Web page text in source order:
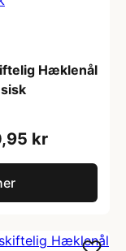
Hæklenål
kr